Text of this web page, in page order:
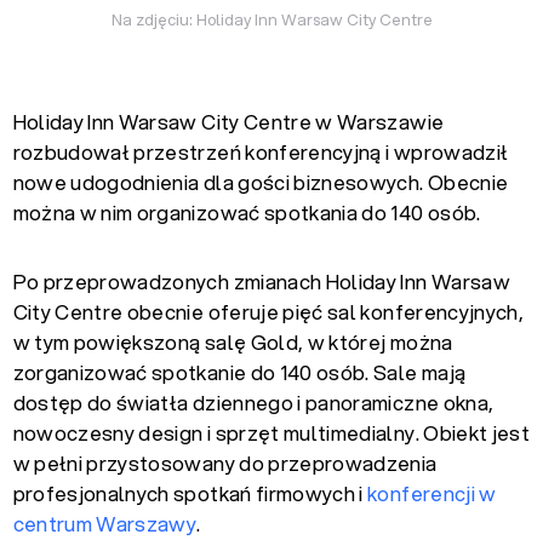
Na zdjęciu: Holiday Inn Warsaw City Centre
Holiday Inn Warsaw City Centre w Warszawie
rozbudował przestrzeń konferencyjną i wprowadził
nowe udogodnienia dla gości biznesowych. Obecnie
można w nim organizować spotkania do 140 osób.
Po przeprowadzonych zmianachHoliday Inn Warsaw
City Centre obecnie oferuje pięć sal konferencyjnych,
w tym powiększoną salę Gold, w której można
zorganizować spotkanie do 140 osób. Sale mają
dostęp do światła dziennego i panoramiczne okna,
nowoczesny design i sprzęt multimedialny. Obiekt jest
w pełni przystosowany do przeprowadzenia
profesjonalnych spotkań firmowych ikonferencji w
centrum Warszawy.